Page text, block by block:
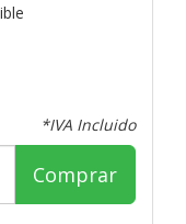
*IVA Incluido
Comprar